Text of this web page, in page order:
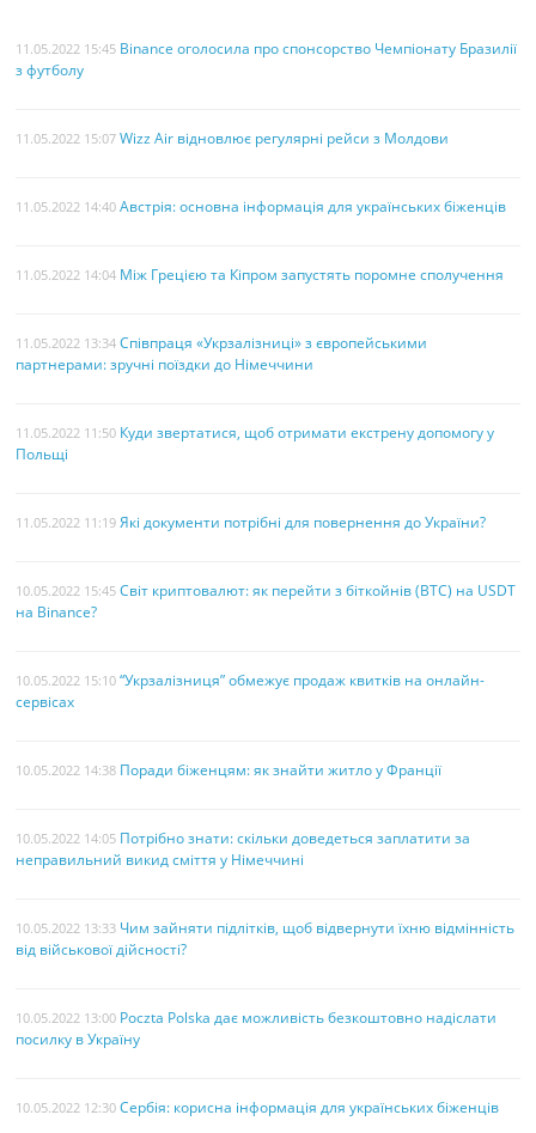
11.05.2022 15:45 Binance оголосила про спонсорство Чемпіонату Бразилії
з футболу
11.05.2022 15:07 Wizz Air відновлює регулярні рейси з Молдови
11.05.2022 14:40 Австрія: основна інформація для українських біженців
11.05.2022 14:04 Між Грецією та Кіпром запустять поромне сполучення
11.05.2022 13:34 Співпраця «Укрзалізниці» з європейськими
партнерами: зручні поїздки до Німеччини
11.05.2022 11:50 Куди звертатися, щоб отримати екстрену допомогу у
Польщі
11.05.2022 11:19 Які документи потрібні для повернення до України?
10.05.2022 15:45 Світ криптовалют: як перейти з біткойнів (BTC) на USDT
на Binance?
10.05.2022 15:10 “Укрзалізниця” обмежує продаж квитків на онлайн-
сервісах
10.05.2022 14:38 Поради біженцям: як знайти житло у Франції
10.05.2022 14:05 Потрібно знати: скільки доведеться заплатити за
неправильний викид сміття у Німеччині
10.05.2022 13:33 Чим зайняти підлітків, щоб відвернути їхню відмінність
від військової дійсності?
10.05.2022 13:00 Poczta Polska дає можливість безкоштовно надіслати
посилку в Україну
10.05.2022 12:30 Сербія: корисна інформація для українських біженців